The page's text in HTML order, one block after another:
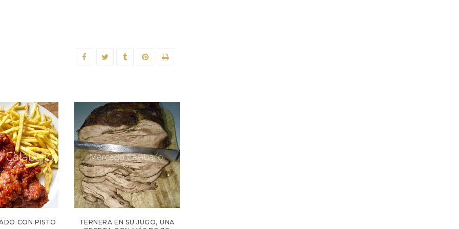
CON PISTO
TERNERA EN SU JUGO, UNA